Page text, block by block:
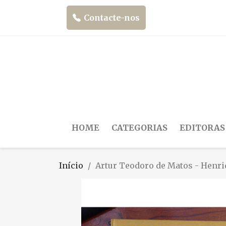
Contacte-nos
HOME CATEGORIAS EDITORAS
Início Artur Teodoro de Matos -